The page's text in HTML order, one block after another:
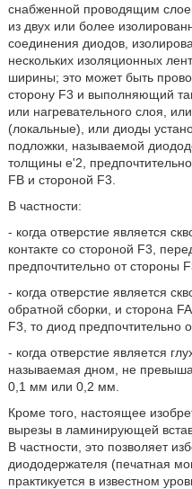
снабженной проводящим
из двух или более
соединения диодов,
нескольких изоляционных
ширины; это может быть
сторону F3 и выполняющий
или нагревательного слоя,
(локальные), или диоды
подложки, называемой
толщины e'2,
FB и стороной F3.
В частности:
- когда отверстие является
контакте со стороной F3,
предпочтительно от стороны
- когда отверстие является
обратной сборки, и сторона
F3, то диод предпочтительно
- когда отверстие является
называемая дном, не
0,1 мм или 0,2 мм.
Кроме того, настоящее
вырезы в ламинирующей
В частности, это позволяет
диододержателя (печатная
практикуется в известном